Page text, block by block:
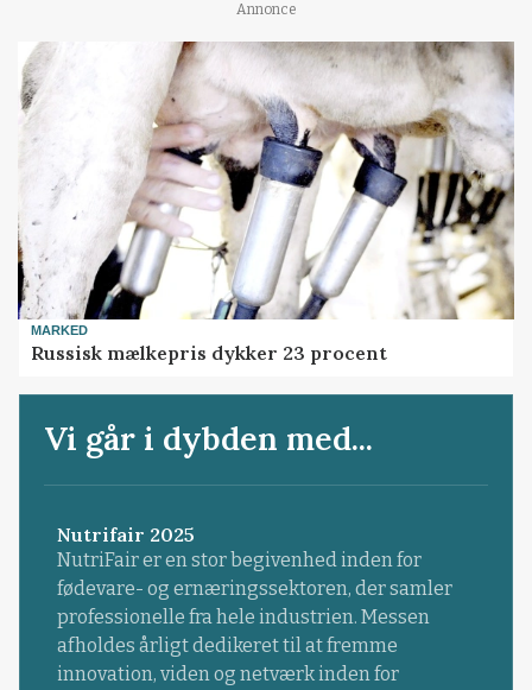
Annonce
MARKED
Russisk mælkepris dykker 23 procent
Vi går i dybden med...
Nutrifair 2025
NutriFair er en stor begivenhed inden for
fødevare- og ernæringssektoren, der samler
professionelle fra hele industrien. Messen
afholdes årligt dedikeret til at fremme
innovation, viden og netværk inden for